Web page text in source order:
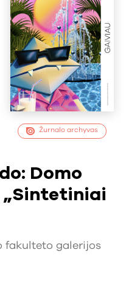
Žurnalo archyvas
Domo
„Sintetiniai
fakulteto galerijos